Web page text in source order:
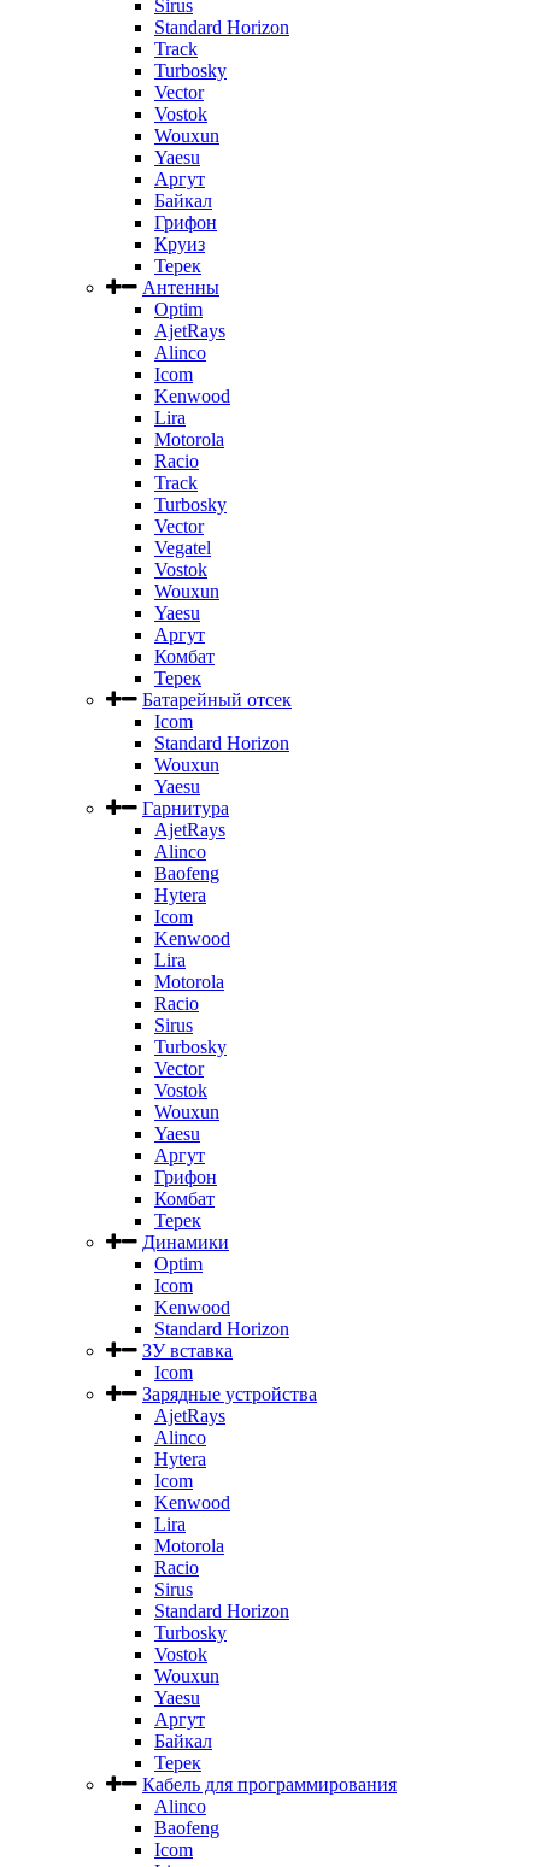
Sirus
Standard Horizon
Track
Turbosky
Vector
Vostok
Wouxun
Yaesu
Аргут
Байкал
Грифон
Круиз
Терек
Антенны
Optim
AjetRays
Alinco
Icom
Kenwood
Lira
Motorola
Racio
Track
Turbosky
Vector
Vegatel
Vostok
Wouxun
Yaesu
Аргут
Комбат
Терек
Батарейный отсек
Icom
Standard Horizon
Wouxun
Yaesu
Гарнитура
AjetRays
Alinco
Baofeng
Hytera
Icom
Kenwood
Lira
Motorola
Racio
Sirus
Turbosky
Vector
Vostok
Wouxun
Yaesu
Аргут
Грифон
Комбат
Терек
Динамики
Optim
Icom
Kenwood
Standard Horizon
ЗУ вставка
Icom
Зарядные устройства
AjetRays
Alinco
Hytera
Icom
Kenwood
Lira
Motorola
Racio
Sirus
Standard Horizon
Turbosky
Vostok
Wouxun
Yaesu
Аргут
Байкал
Терек
Кабель для программирования
Alinco
Baofeng
Icom